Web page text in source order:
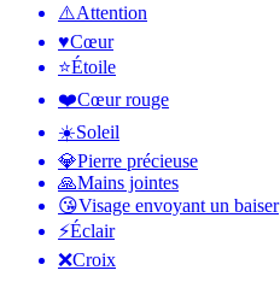
⚠️Attention
♥️Cœur
⭐Étoile
❤️Cœur rouge
☀️Soleil
💎Pierre précieuse
🙏Mains jointes
😘Visage envoyant un baiser
⚡Éclair
❌Croix